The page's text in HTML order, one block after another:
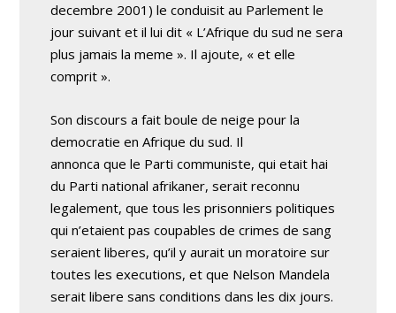
decembre 2001) le conduisit au Parlement le
jour suivant et il lui dit « L’Afrique du sud ne sera
plus jamais la meme ». Il ajoute, « et elle
comprit ».
Son discours a fait boule de neige pour la
democratie en Afrique du sud. Il
annonca que le Parti communiste, qui etait hai
du Parti national afrikaner, serait reconnu
legalement, que tous les prisonniers politiques
qui n’etaient pas coupables de crimes de sang
seraient liberes, qu’il y aurait un moratoire sur
toutes les executions, et que Nelson Mandela
serait libere sans conditions dans les dix jours.